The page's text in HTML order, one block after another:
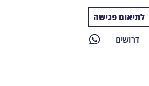
לתיאום פגישה
דרושים